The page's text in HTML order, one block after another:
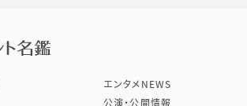
エンタメNEWS
公演・公開情報
株式会社 VIPタイムズ社